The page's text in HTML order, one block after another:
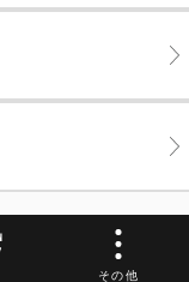
その他